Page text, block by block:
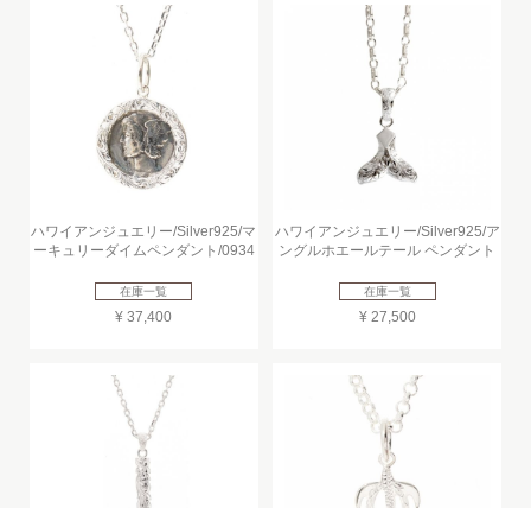
ハワイアンジュエリー/Silver925/マ
ーキュリーダイムペンダント/0934
在庫一覧
¥ 37,400
ハワイアンジュエリー/Silver925/ア
ングルホエールテール ペンダント
在庫一覧
¥ 27,500